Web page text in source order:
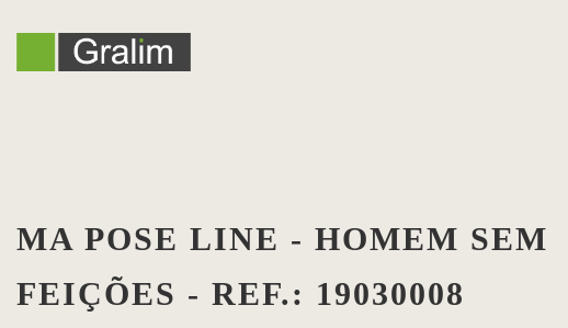
MA POSE LINE - HOMEM SEM
FEIÇÕES - REF.: 19030008